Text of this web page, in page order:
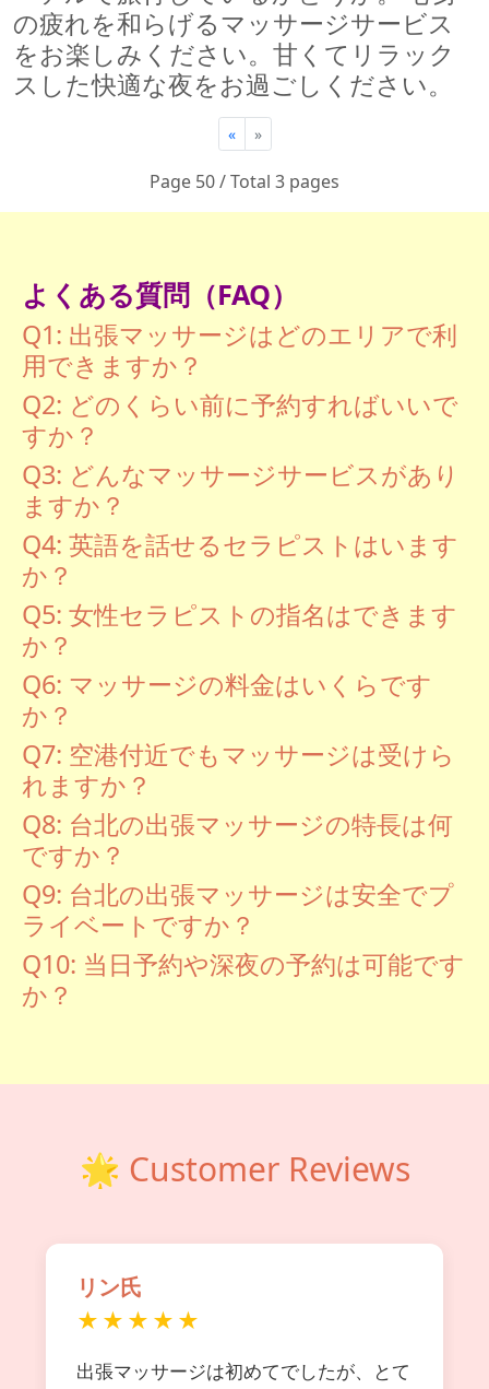
の疲れを和らげるマッサージサービス
をお楽しみください。甘くてリラック
スした快適な夜をお過ごしください。
« »
Page 50 / Total 3 pages
よくある質問（FAQ）
Q1: 出張マッサージはどのエリアで利
用できますか？
Q2: どのくらい前に予約すればいいで
すか？
Q3: どんなマッサージサービスがあり
ますか？
Q4: 英語を話せるセラピストはいます
か？
Q5: 女性セラピストの指名はできます
か？
Q6: マッサージの料金はいくらです
か？
Q7: 空港付近でもマッサージは受けら
れますか？
Q8: 台北の出張マッサージの特長は何
ですか？
Q9: 台北の出張マッサージは安全でプ
ライベートですか？
Q10: 当日予約や深夜の予約は可能です
か？
🌟 Customer Reviews
リン氏
★★★★★
出張マッサージは初めてでしたが、とて